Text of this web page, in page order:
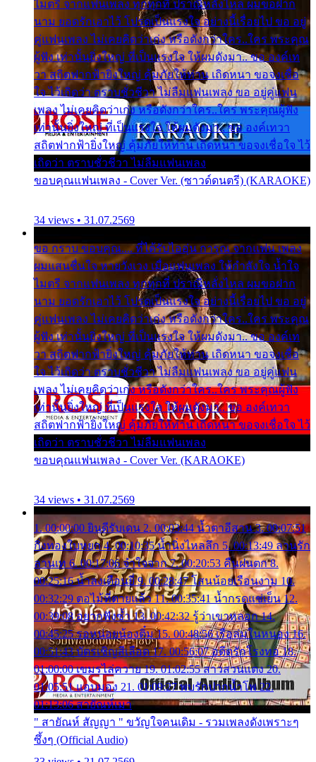
ไมตรี จากแฟนเพลง ทุกทุกที่ ปราณีหลั่งไหล ผมขอฝาก
นาม ยอดรักเอาไว้ โปรดเป็นแรงใจ อย่างนี้เรื่อยไป ขอ อยู่
คู่แฟนเพลง ไม่เคยคิดว่าเก่ง หรือดังกว่าใคร..ใคร พระคุณ
ผู้ฟัง เท่านั้นยิ่งใหญ่ ที่เป็นแรงใจ ให้ผมดังมา.. ขอ องค์เท
วา สถิตฟากฟ้ายิ่งใหญ่ คุ้มภัยให้ท่าน เถิดหนา ขอจงเชื่อ
ใจ ไว้เถิดว่า ตราบชั่วชีวา ไม่ลืมแฟนเพลง ขอ อยู่คู่แฟน
เพลง ไม่เคยคิดว่าเก่ง หรือดังกว่าใคร..ใคร พระคุณผู้ฟัง
เท่านั้นยิ่งใหญ่ ที่เป็นแรงใจ ให้ผมดังมา.. ขอ องค์เทวา
สถิตฟากฟ้ายิ่งใหญ่ คุ้มภัยให้ท่าน เถิดหนา ขอจงเชื่อใจ ไว้
เถิดว่า ตราบชั่วชีวา ไม่ลืมแฟนเพลง
ขอบคุณแฟนเพลง - Cover Ver. (ซาวด์ดนตรี) (KARAOKE)
34 views • 31.07.2569
ขอ กราบ ขอบคุณ.... ที่ได้รับไออุ่น การุณ จากแฟน เพลง
ผมแสนชื่นใจ หายวังเวง เมื่อแฟนเพลง ให้กำลังใจ น้ำใจ
ไมตรี จากแฟนเพลง ทุกทุกที่ ปราณีหลั่งไหล ผมขอฝาก
นาม ยอดรักเอาไว้ โปรดเป็นแรงใจ อย่างนี้เรื่อยไป ขอ อยู่
คู่แฟนเพลง ไม่เคยคิดว่าเก่ง หรือดังกว่าใคร..ใคร พระคุณ
ผู้ฟัง เท่านั้นยิ่งใหญ่ ที่เป็นแรงใจ ให้ผมดังมา.. ขอ องค์เท
วา สถิตฟากฟ้ายิ่งใหญ่ คุ้มภัยให้ท่าน เถิดหนา ขอจงเชื่อ
ใจ ไว้เถิดว่า ตราบชั่วชีวา ไม่ลืมแฟนเพลง ขอ อยู่คู่แฟน
เพลง ไม่เคยคิดว่าเก่ง หรือดังกว่าใคร..ใคร พระคุณผู้ฟัง
เท่านั้นยิ่งใหญ่ ที่เป็นแรงใจ ให้ผมดังมา.. ขอ องค์เทวา
สถิตฟากฟ้ายิ่งใหญ่ คุ้มภัยให้ท่าน เถิดหนา ขอจงเชื่อใจ ไว้
เถิดว่า ตราบชั่วชีวา ไม่ลืมแฟนเพลง
ขอบคุณแฟนเพลง - Cover Ver. (KARAOKE)
34 views • 31.07.2569
1. 00:00:00 ยินดีรับเดน 2. 00:03:44 น้ำตาอีสาน 3. 00:07:51
กิ่งทองใบหยก 4. 00:10:35 น้ำนิ่งไหลลึก 5. 00:13:49 ลานรัก
ลานเท 6. 00:17:06 จำใจจาก 7. 00:20:53 คืนฝนตก 8.
00:25:16 น้ำลงเดือนยี่ 9. 00:28:47 โสนน้อยเรือนงาม 10.
00:32:29 ตอไม้ที่ตายแล้ว 11. 00:35:41 น้ำกรดแช่เย็น 12.
00:39:08 อยากฟังซ้ำ 13. 00:42:32 รู้ว่าเขาหลอก 14.
00:45:25 รอหน่อยน้องติ๋ม 15. 00:48:56 เรือล่มในหนอง 16.
00:51:43 บัตรเชิญสีเลือด 17. 00:56:07 อดีตรักโรงทอ 18.
01:00:00 เขมรไล่ควาย 19. 01:02:55 สาวสวนแตง 20.
01:05:51 แอบมอง 21. 01:09:27 พบรักปากน้ำโพ 22.
01:13:06 สายัณห์เมา
" สายัณห์ สัญญา " ขวัญใจคนเดิม - รวมเพลงดังเพราะๆ
ซึ้งๆ (Official Audio)